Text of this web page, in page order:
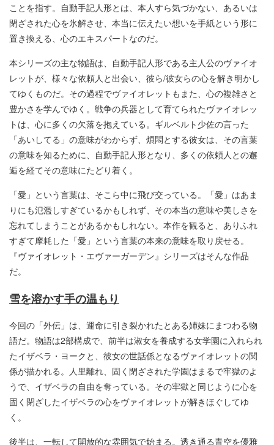
ことを指す。自動手記人形とは、本人すら気づかない、あるいは
閉ざされた心を氷解させ、本当に伝えたい想いを手紙という形に
置き換える、心のエキスパートなのだ。
本シリーズの主な物語は、自動手記人形である主人公のヴァイオ
レットが、様々な依頼人と出会い、彼ら/彼女らの心を解き明かし
てゆくものだ。その過程でヴァイオレットもまた、心の複雑さと
豊かさを学んでゆく。戦争の兵器として育てられたヴァイオレッ
トは、心に多くの欠落を抱えている。ギルベルト少佐の言った
「あいしてる」の意味がわからず、煩悶とする彼女は、その言葉
の意味を知るために、自動手記人形となり、多くの依頼人との邂
逅を経てその意味にたどり着く。
「愛」という言葉は、そこら中に飛び交っている。「愛」はあま
りにも氾濫しすぎているかもしれず、その本当の意味や美しさを
忘れてしまうことがあるかもしれない。本作を観ると、ありふれ
すぎて摩耗した「愛」という言葉の本来の意味を取り戻せる。
『ヴァイオレット・エヴァーガーデン』シリーズはそんな作品
だ。
雪を溶かす手の温もり
今回の「外伝」は、運命に引き裂かれたとある姉妹にまつわる物
語だ。物語は2部構成で、前半は淑女を養成する女学園に入れられ
たイザベラ・ヨークと、彼女の世話係となるヴァイオレットの関
係が描かれる。人里離れ、固く閉ざされた学園はまるで牢獄のよ
うで、イザベラの自由を奪っている。その牢獄と同じように心を
固く閉ざしたイザベラの心をヴァイオレットが解きほぐしてゆ
く。
後半は、一転して開放的な雰囲気で始まる。透き通る青空を優雅